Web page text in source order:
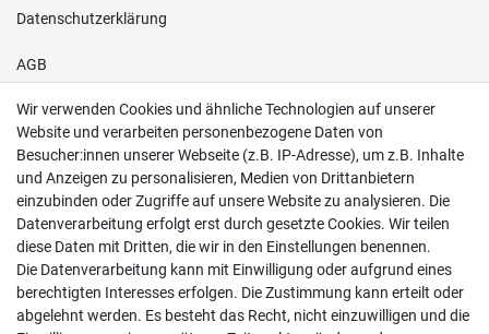
Daten­schutz­erklärung
AGB
Shop
Kontakt
Versand & Zahlung
Widerrufs­recht
Widerruf erklären
Wir verwenden Cookies und ähnliche Technologien auf unserer
Website und verarbeiten personenbezogene Daten von
Besucher:innen unserer Webseite (z.B. IP-Adresse), um z.B. Inhalte
und Anzeigen zu personalisieren, Medien von Drittanbietern
einzubinden oder Zugriffe auf unsere Website zu analysieren. Die
Datenverarbeitung erfolgt erst durch gesetzte Cookies. Wir teilen
diese Daten mit Dritten, die wir in den Einstellungen benennen.
Die Datenverarbeitung kann mit Einwilligung oder aufgrund eines
berechtigten Interesses erfolgen. Die Zustimmung kann erteilt oder
abgelehnt werden. Es besteht das Recht, nicht einzuwilligen und die